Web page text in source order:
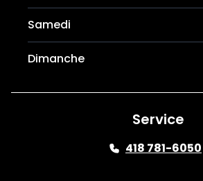
Samedi
Dimanche
Service
418 781-6050